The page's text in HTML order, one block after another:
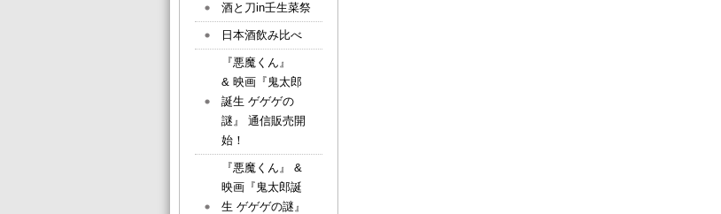
酒と刀in壬生菜祭
日本酒飲み比べ
『悪魔くん』
& 映画『鬼太郎
誕生 ゲゲゲの
謎』 通信販売開
始！
『悪魔くん』 &
映画『鬼太郎誕
生 ゲゲゲの謎』